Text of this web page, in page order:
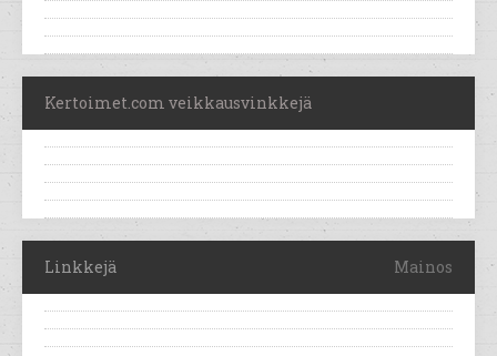
Kertoimet.com veikkausvinkkejä
Linkkejä Mainos